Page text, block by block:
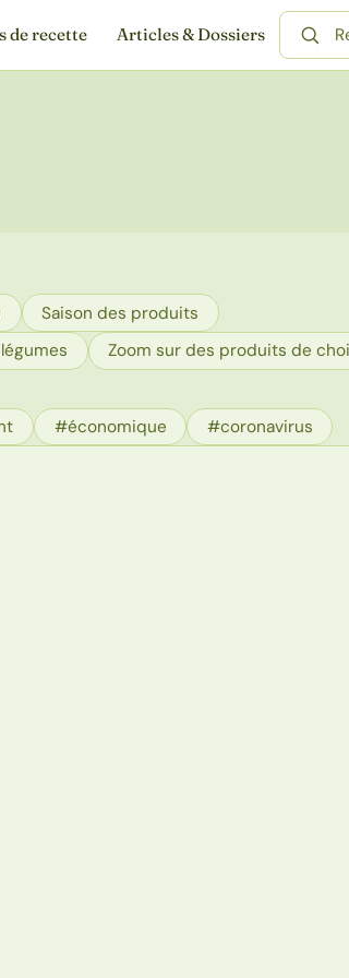
de recette Articles & Dossiers
Saison des produits
Zoom sur des produits de
#économique #coronavirus